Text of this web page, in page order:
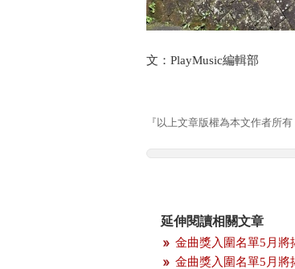
文：PlayMusic編輯
『以上文章版權為本文作者所
延伸閱讀相關文章
金曲獎入圍名單5月將
金曲獎入圍名單5月將